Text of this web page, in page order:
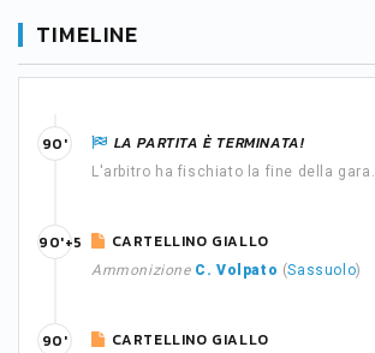
TIMELINE
LA PARTITA È TERMINATA!
L'arbitro ha fischiato la fine della gara.
90'
CARTELLINO GIALLO
Ammonizione C. Volpato (Sassuolo)
90'+5
CARTELLINO GIALLO
90'